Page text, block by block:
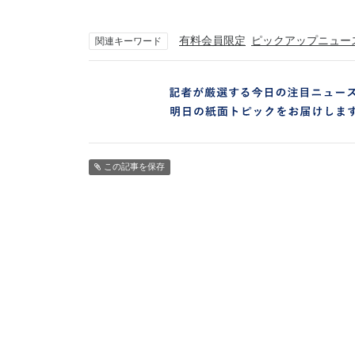
関連キーワード 有料会員限定 ピックアップニュー
この記事を保存